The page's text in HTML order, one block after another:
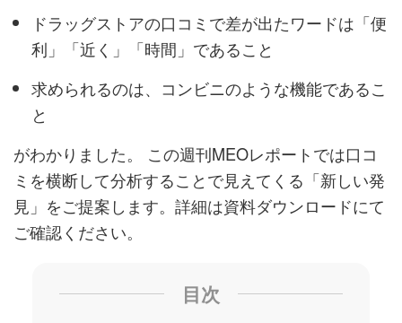
ドラッグストアの口コミで差が出たワードは「便
利」「近く」「時間」であること
求められるのは、コンビニのような機能であるこ
と
がわかりました。 この週刊MEOレポートでは口コ
ミを横断して分析することで見えてくる「新しい発
見」をご提案します。詳細は資料ダウンロードにて
ご確認ください。
目次